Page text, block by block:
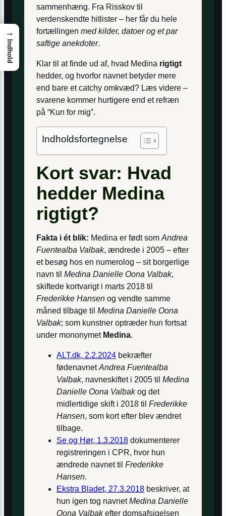
sammenhæng. Fra Risskov til
verdenskendte hitlister – her får du hele
fortællingen med kilder, datoer og et par
saftige anekdoter.
Klar til at finde ud af, hvad Medina rigtigt
hedder, og hvorfor navnet betyder mere
end bare et catchy omkvæd? Læs videre –
svarene kommer hurtigere end et refræn
på “Kun for mig”.
Indholdsfortegnelse
Kort svar: Hvad
hedder Medina
rigtigt?
Fakta i ét blik: Medina er født somAndrea
Fuentealba Valbak, ændrede i 2005 – efter
et besøg hos en numerolog – sit borgerlige
navn til Medina Danielle Oona Valbak,
skiftede kortvarigt i marts 2018 til
Frederikke Hansen og vendte samme
måned tilbage til Medina Danielle Oona
Valbak; som kunstner optræder hun fortsat
under mononymet Medina.
ALT.dk, 2.2.2024 bekræfter
fødenavnetAndrea Fuentealba
Valbak, navneskiftet i 2005 til Medina
Danielle Oona Valbakog det
midlertidige skift i 2018 til Frederikke
Hansen, som kort efter blev ændret
tilbage.
Se og Hør, 1.3.2018 dokumenterer
registreringen i CPR, hvor hun
ændrede navnet til Frederikke
Hansen.
Ekstra Bladet, 27.3.2018 beskriver, at
hun igen tog navnetMedina Danielle
Oona Valbakefter domsafsigelsen
→
Indhold